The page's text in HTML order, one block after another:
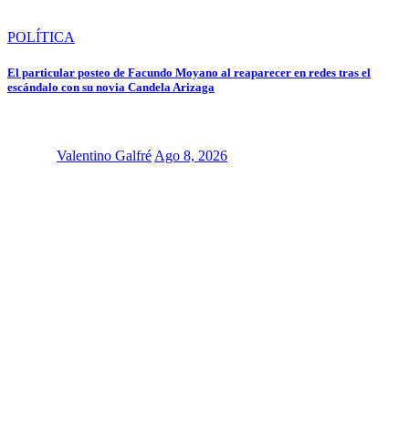
POLÍTICA
El particular posteo de Facundo Moyano al reaparecer en redes tras el
escándalo con su novia Candela Arizaga
Valentino Galfré Ago 8, 2026